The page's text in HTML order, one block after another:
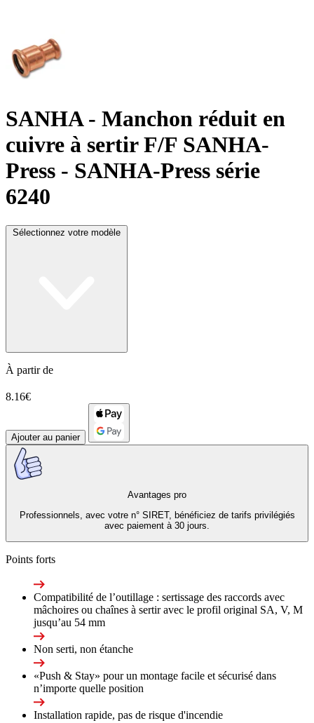
SANHA- Manchon réduit en
cuivre à sertir F/F SANHA-
Press - SANHA-Press série
6240
Sélectionnez votre modèle
À partir de
8.16€
Ajouter au panier
Avantages pro
Professionnels, avec votre n° SIRET, bénéficiez de tarifs privilégiés
avec paiement à 30 jours.
Points forts
Compatibilité de l’outillage : sertissage des raccords avec
mâchoires ou chaînes à sertir avec le profil original SA, V, M
jusqu’au 54 mm
Non serti, non étanche
«Push & Stay» pour un montage facile et sécurisé dans
n’importe quelle position
Installation rapide, pas de risque d'incendie